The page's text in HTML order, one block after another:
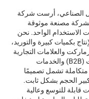
الصناعي، أرست شركة
مصنعة موثوقة
الاستخدام الواحد. نحن
بكميات كبيرة والتوريد،
والعلامات التجارية
بالتجزئة. إن درايتنا بسلوك الشراء بين الشركات (B2B) والخدمات
متكاملة تشمل تصميمًا
الحجم بشكل ثابت.
قابلة للتوسع وعالية